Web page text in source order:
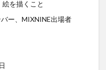
を描くこと
ー、MIXNINE出場者